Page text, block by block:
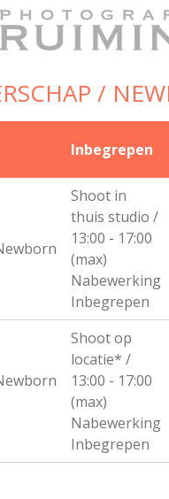
/
Inbegrepen
Shoot in
thuis studio /
13:00 - 17:00
(max)
Nabewerking
Inbegrepen
Shoot op
locatie* /
13:00 - 17:00
(max)
Nabewerking
Inbegrepen